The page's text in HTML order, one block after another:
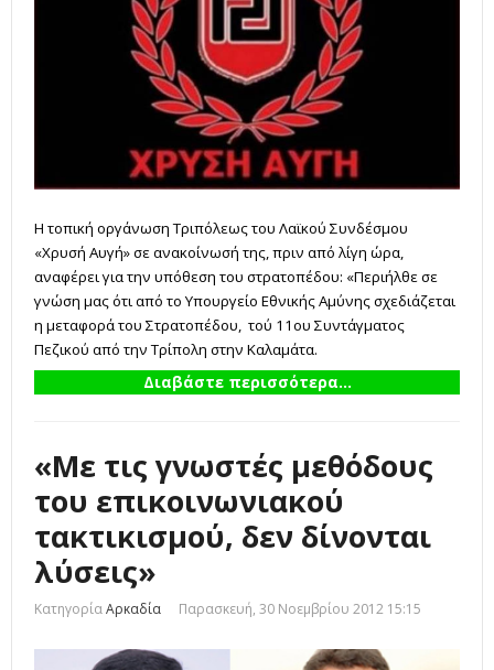
Η τοπική οργάνωση Τριπόλεως του Λαϊκού Συνδέσμου
«Χρυσή Αυγή» σε ανακοίνωσή της, πριν από λίγη ώρα,
αναφέρει για την υπόθεση του στρατοπέδου: «Περιήλθε σε
γνώση μας ότι από το Υπουργείο Εθνικής Αμύνης σχεδιάζεται
η μεταφορά του Στρατοπέδου, τού 11ου Συντάγματος
Πεζικού από την Τρίπολη στην Καλαμάτα.
Διαβάστε περισσότερα...
«Με τις γνωστές μεθόδους
του επικοινωνιακού
τακτικισμού, δεν δίνονται
λύσεις»
ΚατηγορίαΑρκαδία Παρασκευή, 30 Νοεμβρίου 2012 15:15